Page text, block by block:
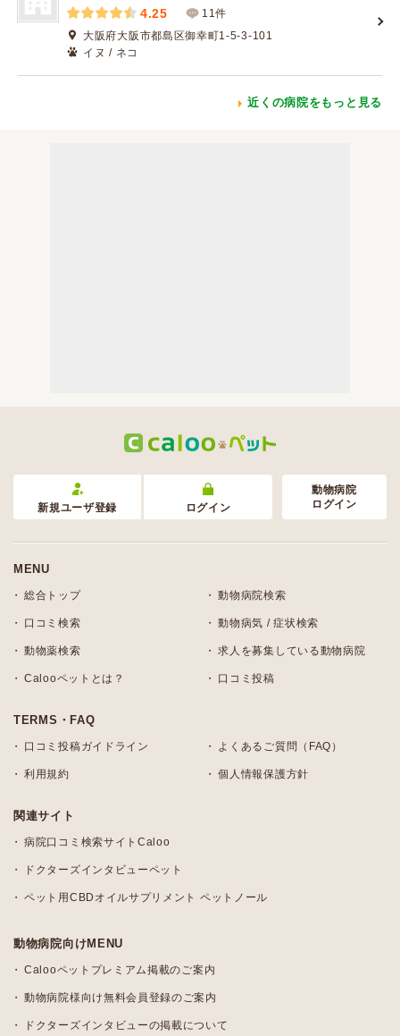
4.25
11件
大阪府大阪市都島区御幸町1-5-3-101
イヌ / ネコ
近くの病院をもっと見る
新規ユーザ登録 ログイン
動物病院
ログイン
MENU
総合トップ 動物病院検索
口コミ検索 動物病気 / 症状検索
動物薬検索 求人を募集している動物病院
Calooペットとは？ 口コミ投稿
TERMS・FAQ
口コミ投稿ガイドライン よくあるご質問（FAQ）
利用規約 個人情報保護方針
関連サイト
病院口コミ検索サイトCaloo
ドクターズインタビューペット
ペット用CBDオイルサプリメント ペットノール
動物病院向けMENU
Calooペットプレミアム掲載のご案内
動物病院様向け無料会員登録のご案内
ドクターズインタビューの掲載について